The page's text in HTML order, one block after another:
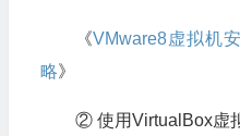
《VMware8虚拟机
略》
② 使用VirtualBox虚